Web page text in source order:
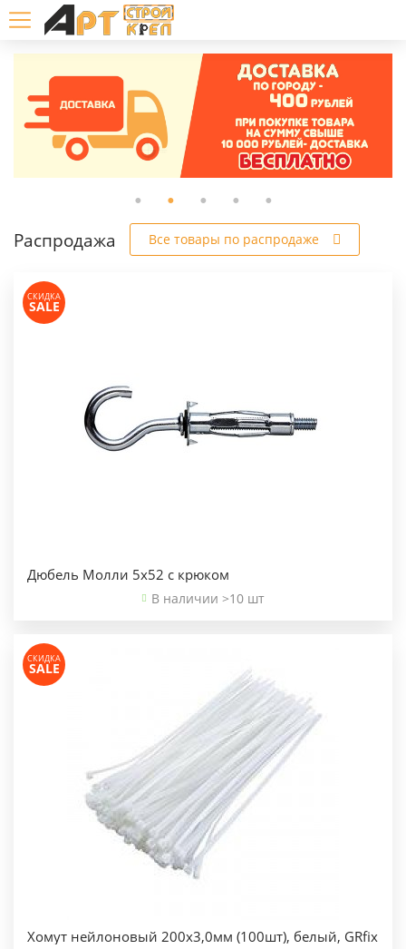
Распродажа Все товары по распродаже
СКИДКА
SALE
Дюбель Молли 5х52 с крюком
В наличии >10 шт
СКИДКА
SALE
Хомут нейлоновый 200х3,0мм (100шт), белый, GRfix